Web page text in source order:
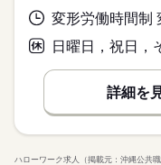
日曜日，祝日，
詳細を
ハローワーク求人（掲載元：沖縄公共職